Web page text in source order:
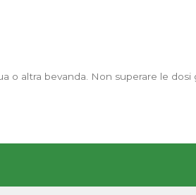
o altra bevanda. Non superare le dosi